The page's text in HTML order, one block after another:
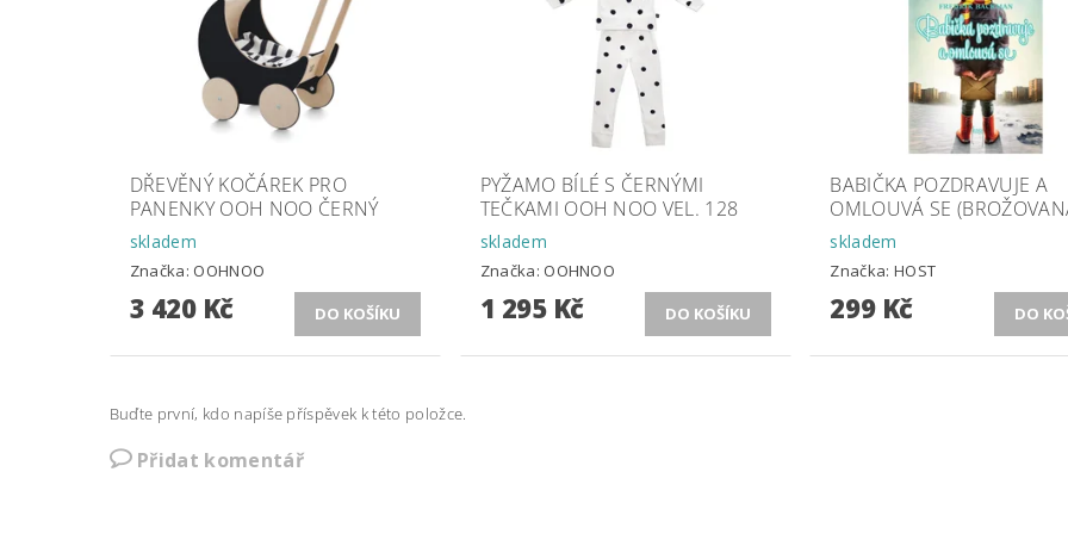
DŘEVĚNÝ KOČÁREK PRO
PANENKY OOH NOO ČERNÝ
skladem
Značka: OOHNOO
3 420 Kč
PYŽAMO BÍLÉ S ČERNÝMI
TEČKAMI OOH NOO VEL. 128
skladem
Značka: OOHNOO
1 295 Kč
BABIČKA POZDRAVUJE A
OMLOUVÁ SE
skladem
Značka:HOST
299 Kč
Buďte první, kdo napíše příspěvek k této položce.
Přidat komentář